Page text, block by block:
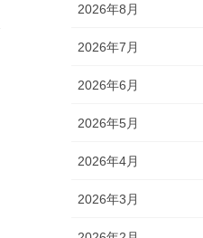
2026年8月
2026年7月
2026年6月
2026年5月
2026年4月
2026年3月